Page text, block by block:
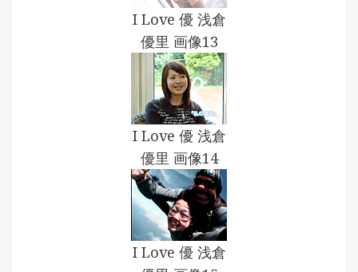
I Love 優 浅倉
優里 画像13
I Love 優 浅倉
優里 画像14
I Love 優 浅倉